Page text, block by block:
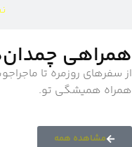
همراهی
از سفرهای روزمره تا
همراه همیشگی تو.
مشاهده همه